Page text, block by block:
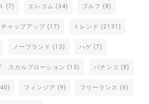
(7) エレコム (34) ゴルフ (8)
チャップアップ (17) トレンド (2131)
ノーブランド (13) ハゲ (7)
スカルプローション (13) パチンコ (8)
フィンジア (9) フリーランス (6)